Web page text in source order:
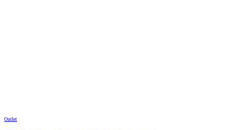
Outlet